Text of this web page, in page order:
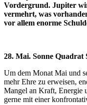
Vordergrund. Jupiter
vermehrt, was
vor allem enorme
28. Mai. Sonne Quadrat
Um dem Monat Mai und
mehr Ehre zu erweisen,
Mangel an Kraft, Energie
gerne mit einer